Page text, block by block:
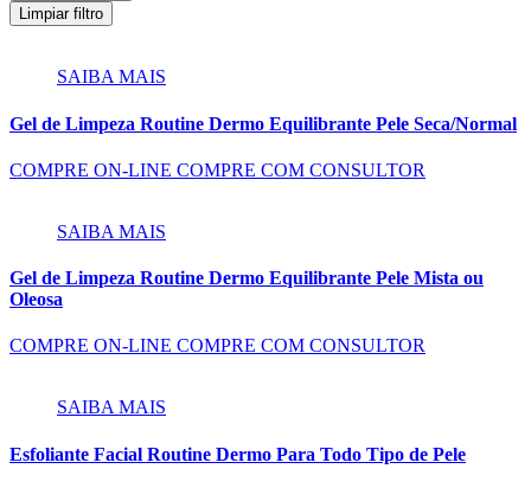
Limpiar filtro
SAIBA MAIS
Gel de Limpeza Routine Dermo Equilibrante Pele Seca/Normal
COMPRE ON-LINE COMPRE COM CONSULTOR
SAIBA MAIS
Gel de Limpeza Routine Dermo Equilibrante Pele Mista ou
Oleosa
COMPRE ON-LINE COMPRE COM CONSULTOR
SAIBA MAIS
Esfoliante Facial Routine Dermo Para Todo Tipo de Pele